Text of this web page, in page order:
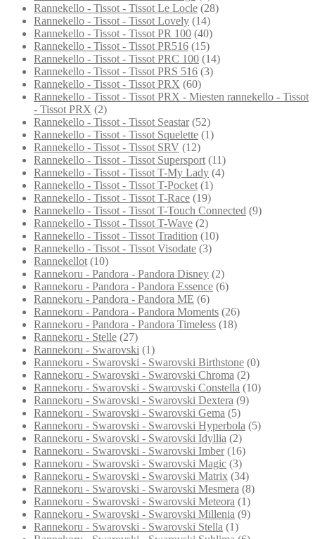
Rannekello - Tissot - Tissot Le Locle (28)
Rannekello - Tissot - Tissot Lovely (14)
Rannekello - Tissot - Tissot PR 100 (40)
Rannekello - Tissot - Tissot PR516 (15)
Rannekello - Tissot - Tissot PRC 100 (14)
Rannekello - Tissot - Tissot PRS 516 (3)
Rannekello - Tissot - Tissot PRX (60)
Rannekello - Tissot - Tissot PRX - Miesten rannekello - Tissot
- Tissot PRX (2)
Rannekello - Tissot - Tissot Seastar (52)
Rannekello - Tissot - Tissot Squelette (1)
Rannekello - Tissot - Tissot SRV (12)
Rannekello - Tissot - Tissot Supersport (11)
Rannekello - Tissot - Tissot T-My Lady (4)
Rannekello - Tissot - Tissot T-Pocket (1)
Rannekello - Tissot - Tissot T-Race (19)
Rannekello - Tissot - Tissot T-Touch Connected (9)
Rannekello - Tissot - Tissot T-Wave (2)
Rannekello - Tissot - Tissot Tradition (10)
Rannekello - Tissot - Tissot Visodate (3)
Rannekellot (10)
Rannekoru - Pandora - Pandora Disney (2)
Rannekoru - Pandora - Pandora Essence (6)
Rannekoru - Pandora - Pandora ME (6)
Rannekoru - Pandora - Pandora Moments (26)
Rannekoru - Pandora - Pandora Timeless (18)
Rannekoru - Stelle (27)
Rannekoru - Swarovski (1)
Rannekoru - Swarovski - Swarovski Birthstone (0)
Rannekoru - Swarovski - Swarovski Chroma (2)
Rannekoru - Swarovski - Swarovski Constella (10)
Rannekoru - Swarovski - Swarovski Dextera (9)
Rannekoru - Swarovski - Swarovski Gema (5)
Rannekoru - Swarovski - Swarovski Hyperbola (5)
Rannekoru - Swarovski - Swarovski Idyllia (2)
Rannekoru - Swarovski - Swarovski Imber (16)
Rannekoru - Swarovski - Swarovski Magic (3)
Rannekoru - Swarovski - Swarovski Matrix (34)
Rannekoru - Swarovski - Swarovski Mesmera (8)
Rannekoru - Swarovski - Swarovski Meteora (1)
Rannekoru - Swarovski - Swarovski Millenia (9)
Rannekoru - Swarovski - Swarovski Stella (1)